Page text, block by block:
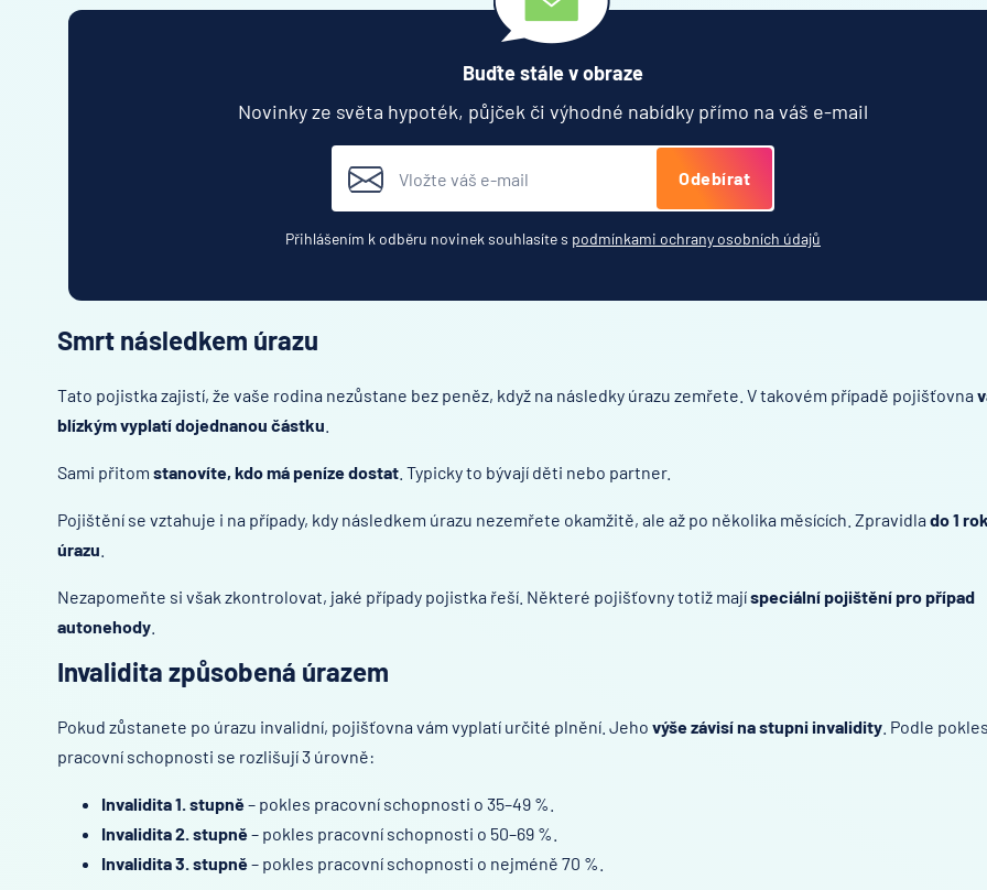
Buďte stále v obraze
Novinky ze světa hypoték, půjček či výhodné nabídky přímo na váš e-mail
Odebírat
Přihlášením k odběru novinek souhlasíte s podmínkami ochrany osobních údajů
Smrt následkem úrazu
Tato pojistka zajistí, že vaše rodina nezůstane bez peněz, když na následky úrazu zemřete. V takovém případě pojišťovna
blízkým vyplatí dojednanou částku
Sami přitom stanovíte, kdo má peníze dostat . Typicky to bývají děti nebo partner.
Pojištění se vztahuje i na případy, kdy následkem úrazu nezemřete okamžitě, ale až po několika měsících. Zpravidla do 1
úrazu
Nezapomeňte si však zkontrolovat, jaké případy pojistka řeší. Některé pojišťovny totiž majíspeciální pojištění pro případ
autonehody
Invalidita způsobená úrazem
Pokud zůstanete po úrazu invalidní, pojišťovna vám vyplatí určité plnění. Jeho výše závisí na stupni invalidity . Podle
pracovní schopnosti se rozlišují 3 úrovně:
Invalidita 1. stupně– pokles pracovní schopnosti o 35–49 %.
Invalidita 2. stupně– pokles pracovní schopnosti o 50–69 %.
Invalidita 3. stupně– pokles pracovní schopnosti o nejméně 70 %.